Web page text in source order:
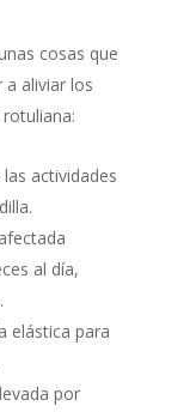
cosas que
a aliviar los
actividades
al día,
elástica para
por